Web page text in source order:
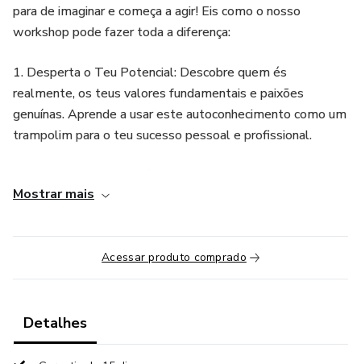
para de imaginar e começa a agir! Eis como o nosso
workshop pode fazer toda a diferença:
1. Desperta o Teu Potencial: Descobre quem és
realmente, os teus valores fundamentais e paixões
genuínas. Aprende a usar este autoconhecimento como um
trampolim para o teu sucesso pessoal e profissional.
interior. Domina a arte de acreditar em ti mesmo,
progresso.
3. Liberdade para Moldar o Teu Destino: Assume o
informadas e direcionar o teu caminho, em vez de seres
arrastado pelas correntes da vida.
Mostrar mais
Acessar produto comprado
Detalhes